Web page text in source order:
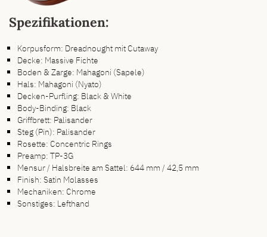
Spezifikationen:
Korpusform: Dreadnought mit Cutaway
Decke: Massive Fichte
Boden & Zarge: Mahagoni (Sapele)
Hals: Mahagoni (Nyato)
Decken-Purfling: Black & White
Body-Binding: Black
Griffbrett: Palisander
Steg (Pin): Palisander
Rosette: Concentric Rings
Preamp: TP-3G
Mensur / Halsbreite am Sattel: 644 mm / 42,5 mm
Finish: Satin Molasses
Mechaniken: Chrome
Sonstiges: Lefthand